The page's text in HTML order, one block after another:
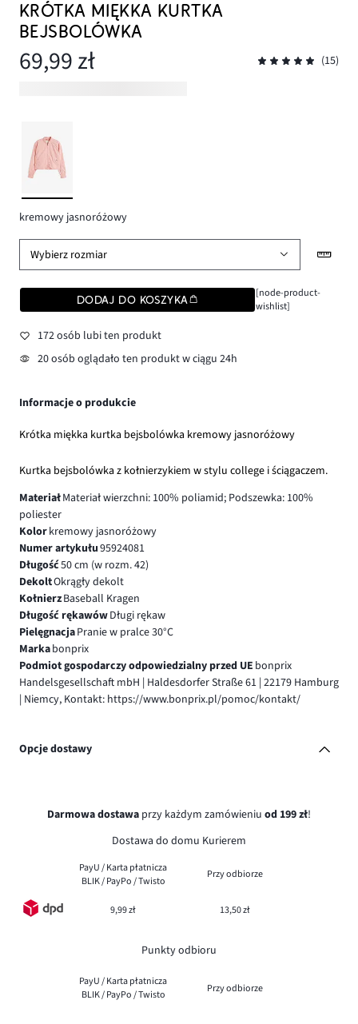
KRÓTKA MIĘKKA KURTKA
BEJSBOLÓWKA
69,99 zł (15)
kremowy jasnoróżowy
Wybierz rozmiar
DODAJ DO KOSZYKA
[node-product-
wishlist]
172 osób lubi ten produkt
20 osób oglądało ten produkt w ciągu 24h
Informacje o produkcie
Krótka miękka kurtka bejsbolówka kremowy jasnoróżowy
Kurtka bejsbolówka z kołnierzykiem w stylu college i ściągaczem.
MateriałMateriał wierzchni: 100% poliamid; Podszewka: 100%
poliester
Kolorkremowy jasnoróżowy
Numer artykułu95924081
Długość50 cm (w rozm. 42)
DekoltOkrągły dekolt
KołnierzBaseball Kragen
Długość rękawówDługi rękaw
PielęgnacjaPranie w pralce 30°C
Markabonprix
Podmiot gospodarczy odpowiedzialny przed UE bonprix
Handelsgesellschaft mbH | Haldesdorfer Straße 61 | 22179 Hamburg
| Niemcy, Kontakt: https://www.bonprix.pl/pomoc/kontakt/
Opcje dostawy
Darmowa dostawa przy każdym zamówieniu od 199 zł!
Dostawa do domu Kurierem
PayU / Karta płatnicza
BLIK / PayPo / Twisto
Przy odbiorze
9,99 zł 13,50 zł
Punkty odbioru
PayU / Karta płatnicza
BLIK / PayPo / Twisto
Przy odbiorze